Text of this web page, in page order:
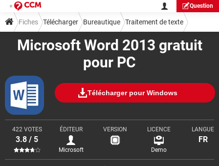
Question
Microsoft Word 2013 gratuit
pour PC
Télécharger pour Windows
422 VOTES
3.8 / 5
ÉDITEUR
Microsoft
VERSION LICENCE
Demo
LANGUE
FR
Fiches Télécharger Bureautique Traitement de texte